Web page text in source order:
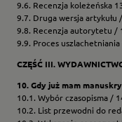
9.6. Recenzja koleżeńska
9.7. Druga wersja artykułu
9.8. Recenzja autorytetu /
9.9. Proces uszlachetniania
CZĘŚĆ III.
10. Gdy już mam
10.1. Wybór czasopisma /
10.2. List przewodni do